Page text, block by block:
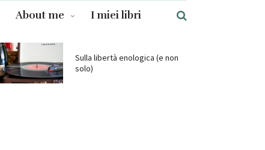
About me I miei libri
Sulla libertà enologica (e non
solo)